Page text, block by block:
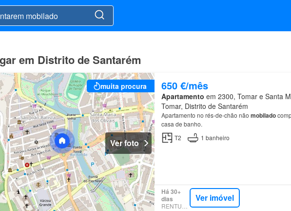
em Distrito de Santarém
muita procura
Ver foto
650 €/mês
Apartamento em 2300, Tomar e Santa
Tomar, Distrito de Santarém
Apartamento no rés-de-chão não mobilado
casa de banho.
T2
1 banheiro
Há 30+
dias
RENTUMO
Ver imóvel